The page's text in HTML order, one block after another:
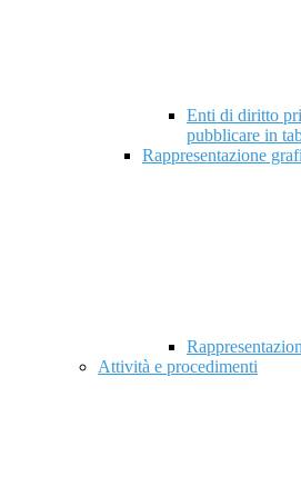
Enti di diritto
pubblicare in
Rappresentazione
Attività e procedimenti